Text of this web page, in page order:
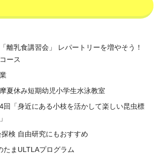
離乳食講習会」 レパートリーを増やそう！
ース
夏休み短期幼児小学生水泳教室
「身近にある小枝を活かして楽しい昆虫標
検 自由研究にもおすすめ
まULTLAプログラム